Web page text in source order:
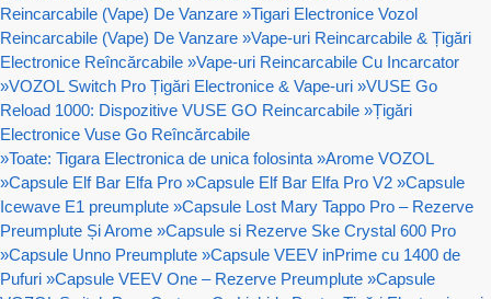
Reincarcabile (Vape) De Vanzare »Tigari Electronice Vozol
Reincarcabile (Vape) De Vanzare »Vape-uri Reincarcabile & Țigări
Electronice Reîncărcabile »Vape-uri Reincarcabile Cu Incarcator
»VOZOL Switch Pro Țigări Electronice & Vape-uri »VUSE Go
Reload 1000: Dispozitive VUSE GO Reincarcabile »Țigări
Electronice Vuse Go Reîncărcabile
»Toate: Tigara Electronica de unica folosinta »Arome VOZOL
»Capsule Elf Bar Elfa Pro »Capsule Elf Bar Elfa Pro V2 »Capsule
Icewave E1 preumplute »Capsule Lost Mary Tappo Pro – Rezerve
Preumplute Și Arome »Capsule si Rezerve Ske Crystal 600 Pro
»Capsule Unno Preumplute »Capsule VEEV inPrime cu 1400 de
Pufuri »Capsule VEEV One – Rezerve Preumplute »Capsule